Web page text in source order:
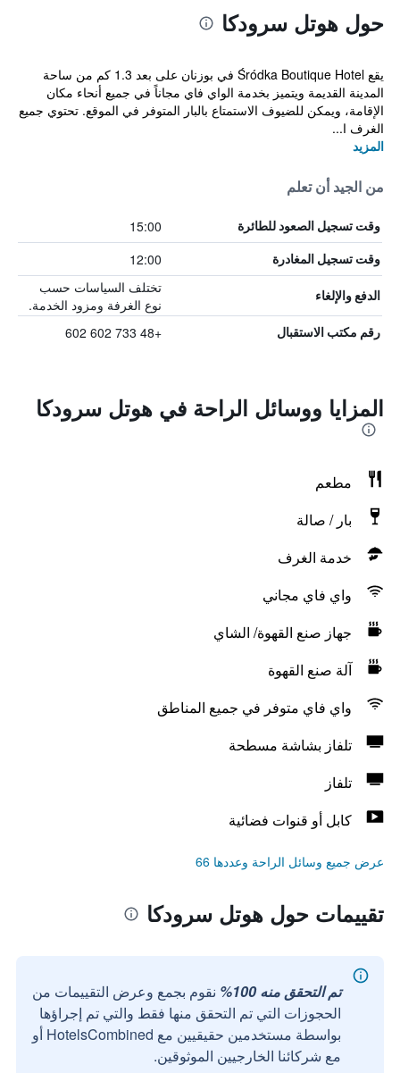
حول هوتل سرودكا
يقع Śródka Boutique Hotel في بوزنان على بعد 1.3 كم من ساحة
المدينة القديمة ويتميز بخدمة الواي فاي مجاناً في جميع أنحاء مكان
الإقامة، ويمكن للضيوف الاستمتاع بالبار المتوفر في الموقع. تحتوي جميع
الغرف ا...
المزيد
من الجيد أن تعلم
وقت تسجيل الصعود للطائرة 15:00
وقت تسجيل المغادرة 12:00
الدفع والإلغاء
تختلف السياسات حسب
نوع الغرفة ومزود الخدمة.
رقم مكتب الاستقبال +48 733 602 602
المزايا ووسائل الراحة في هوتل سرودكا
مطعم
بار / صالة
خدمة الغرف
واي فاي مجاني
جهاز صنع القهوة/ الشاي
آلة صنع القهوة
واي فاي متوفر في جميع المناطق
تلفاز بشاشة مسطحة
تلفاز
كابل أو قنوات فضائية
عرض جميع وسائل الراحة وعددها 66
تقييمات حول هوتل سرودكا
تم التحقق منه 100%
نقوم بجمع وعرض التقييمات من
الحجوزات التي تم التحقق منها فقط والتي تم إجراؤها
بواسطة مستخدمين حقيقيين مع HotelsCombined أو
مع شركائنا الخارجيين الموثوقين.